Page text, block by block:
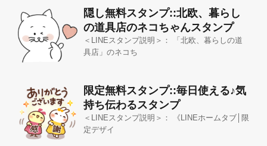
隠し無料スタンプ::北欧、暮らし
の道具店のネコちゃんスタンプ
＜LINEスタンプ説明＞： 「北欧、暮らしの道
具店」のネコち
限定無料スタンプ::毎日使える♪気
持ち伝わるスタンプ
＜LINEスタンプ説明＞： 《LINEホームタブ│限
定デザイ